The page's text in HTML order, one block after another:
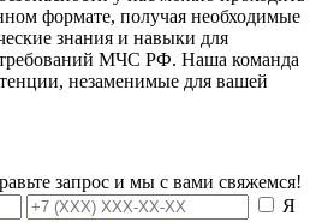
формате, получая необходимые
знания и навыки для
МЧС РФ. Наша команда
незаменимые для вашей
запрос и мы с вами свяжемся!
Я